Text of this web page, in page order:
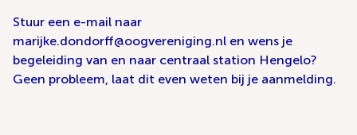
Stuur een e-mail naar
marijke.dondorff@oogvereniging.nl en wens je
begeleiding van en naar centraal station Hengelo?
Geen probleem, laat dit even weten bij je aanmelding.